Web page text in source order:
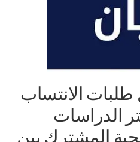
طلبات الانتساب
الدراسات
المشترك بين